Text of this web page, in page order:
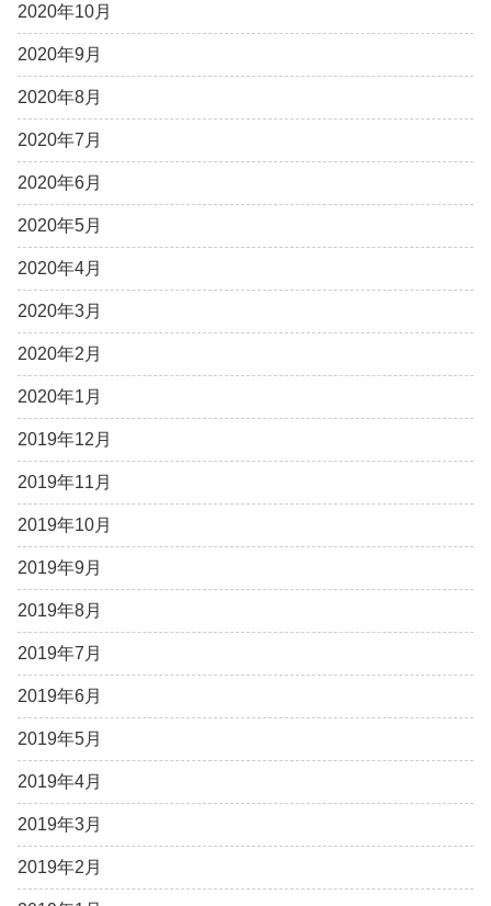
2020年10月
2020年9月
2020年8月
2020年7月
2020年6月
2020年5月
2020年4月
2020年3月
2020年2月
2020年1月
2019年12月
2019年11月
2019年10月
2019年9月
2019年8月
2019年7月
2019年6月
2019年5月
2019年4月
2019年3月
2019年2月